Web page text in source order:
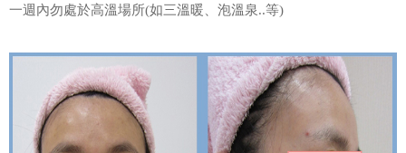
一週內勿處於高溫場所(如三溫暖、泡溫泉..等)